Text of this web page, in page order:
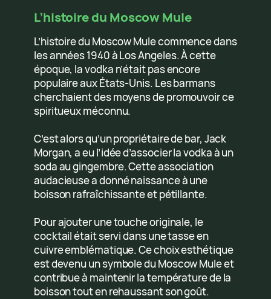
L’histoire du Moscow Mule
L’histoire du Moscow Mule commence dans
les années 1940 à Los Angeles. À cette
époque, la vodka n’était pas encore
populaire aux États-Unis. Les barmans
cherchaient des moyens de promouvoir ce
spiritueux méconnu.
C’est alors qu’un propriétaire de bar, Jack
Morgan, a eu l’idée d’associer la vodka à un
soda au gingembre. Cette association
audacieuse a donné naissance à une
boisson rafraîchissante et pétillante.
Pour ajouter une touche originale, le
cocktail était servi dans une tasse en
cuivre emblématique. Ce choix esthétique
est devenu un symbole du Moscow Mule et
contribue à maintenir la température de la
boisson tout en rehaussant son goût.